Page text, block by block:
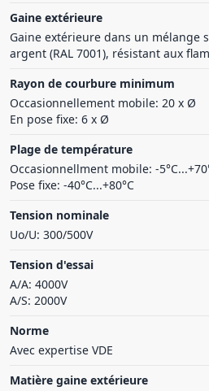
Gaine extérieure
Gaine extérieure dans un mélange
argent (RAL 7001), résistant aux
Rayon de courbure minimum
Occasionnellement mobile: 20 x Ø
En pose fixe: 6 x Ø
Plage de température
Occasionnellment mobile: -
Pose fixe: -40°C...+80°C
Tension nominale
Uo/U: 300/500V
Tension d'essai
A/A: 4000V
A/S: 2000V
Norme
Avec expertise VDE
Matière gaine extérieure